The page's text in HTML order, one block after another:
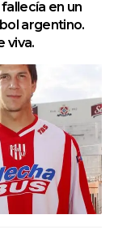
en un
argentino.
viva.